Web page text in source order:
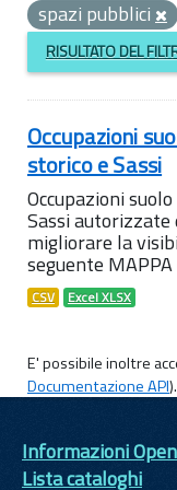
spazi pubblici
RISULTATO DEL
Occupazioni
storico e Sassi
Occupazioni
Sassi
migliorare la
seguente MAPPA
CSV Excel XLSX
E' possibile inoltre
Documentazione API).
Informazioni
Lista cataloghi